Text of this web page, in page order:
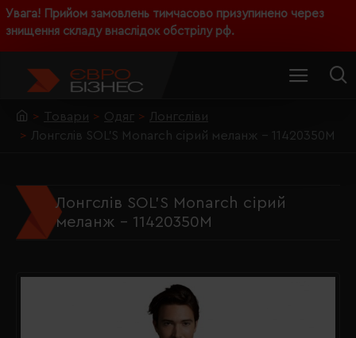
Увага! Прийом замовлень тимчасово призупинено через
знищення складу внаслідок обстрілу рф.
Товари Одяг
Лонгсліви
Лонгслів SOL'S Monarch сірий меланж - 11420350M
Лонгслів SOL'S Monarch сірий
меланж - 11420350M